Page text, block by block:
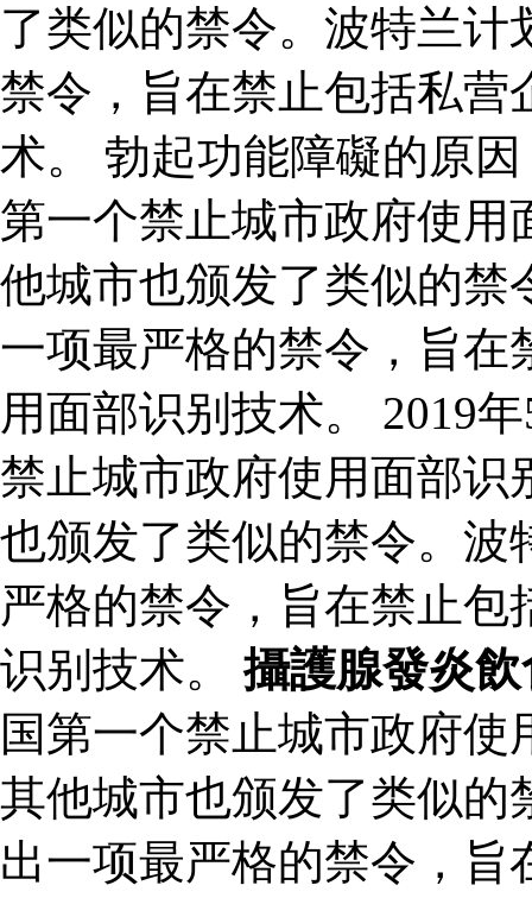
了类似的禁令。波特兰计
禁令，旨在禁止包括私营
术。 勃起功能障礙的原
第一个禁止城市政府使用
他城市也颁发了类似的禁
一项最严格的禁令，旨在
用面部识别技术。 2019
禁止城市政府使用面部识
也颁发了类似的禁令。波
严格的禁令，旨在禁止
识别技术。攝護腺發炎飲
国第一个禁止城市政府
其他城市也颁发了类似的
出一项最严格的禁令，